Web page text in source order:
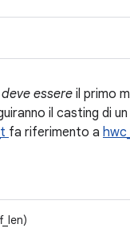
deve essere il primo
il casting di un
fa riferimento a